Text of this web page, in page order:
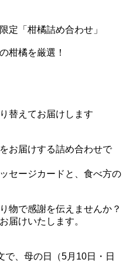
定「柑橘詰め合わせ」
柑橘を厳選！
替えてお届けします
お届けする詰め合わせで
セージカードと、食べ方の
物で感謝を伝えませんか？
届けいたします。
、母の日（5月10日・日